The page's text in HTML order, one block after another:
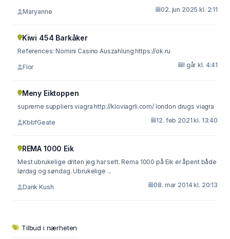
Maryanne 02. jun 2025 kl. 2:11
Kiwi 454 Barkåker
References: Nomini Casino Auszahlung https://ok.ru
Flor I går kl. 4:41
Meny Eiktoppen
supreme suppliers viagra http://kloviagrli.com/ london drugs viagra
KbbfGeate 12. feb 2021 kl. 13:40
REMA 1000 Eik
Mest ubrukelige driten jeg har sett. Rema 1000 på Eik er åpent både
lørdag og søndag. Ubrukelige ...
Dank Kush 08. mar 2014 kl. 20:13
Tilbud i nærheten